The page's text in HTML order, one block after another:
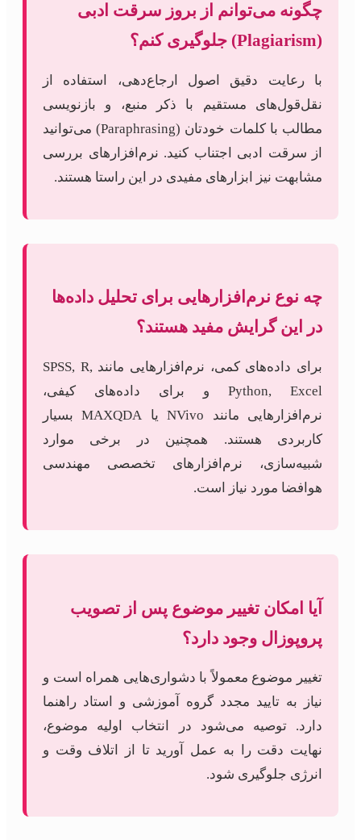
چگونه می‌توانم از بروز سرقت ادبی
(Plagiarism) جلوگیری کنم؟
با رعایت دقیق اصول ارجاع‌دهی، استفاده از
نقل‌قول‌های مستقیم با ذکر منبع، و بازنویسی
مطالب با کلمات خودتان (Paraphrasing) می‌توانید
از سرقت ادبی اجتناب کنید. نرم‌افزارهای بررسی
مشابهت نیز ابزارهای مفیدی در این راستا هستند.
چه نوع نرم‌افزارهایی برای تحلیل داده‌ها
در این گرایش مفید هستند؟
برای داده‌های کمی، نرم‌افزارهایی مانند SPSS, R,
Python, Excel و برای داده‌های کیفی،
نرم‌افزارهایی مانند NVivo یا MAXQDA بسیار
کاربردی هستند. همچنین در برخی موارد
شبیه‌سازی، نرم‌افزارهای تخصصی مهندسی
هوافضا مورد نیاز است.
آیا امکان تغییر موضوع پس از تصویب
پروپوزال وجود دارد؟
تغییر موضوع معمولاً با دشواری‌هایی همراه است و
نیاز به تایید مجدد گروه آموزشی و استاد راهنما
دارد. توصیه می‌شود در انتخاب اولیه موضوع،
نهایت دقت را به عمل آورید تا از اتلاف وقت و
انرژی جلوگیری شود.